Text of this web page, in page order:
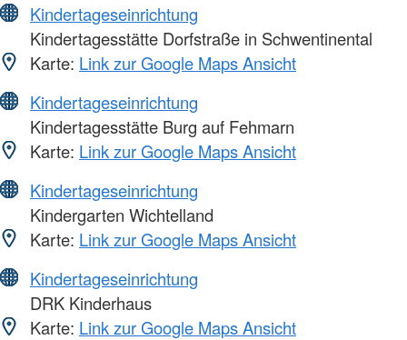
Kindertageseinrichtung
Kindertagesstätte Dorfstraße in Schwentinental
Karte: Link zur Google Maps Ansicht
Kindertageseinrichtung
Kindertagesstätte Burg auf Fehmarn
Karte: Link zur Google Maps Ansicht
Kindertageseinrichtung
Kindergarten Wichtelland
Karte: Link zur Google Maps Ansicht
Kindertageseinrichtung
DRK Kinderhaus
Karte: Link zur Google Maps Ansicht